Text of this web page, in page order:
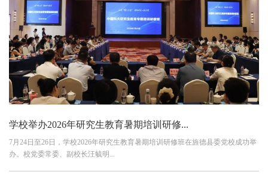
学校举办2026年研究生教育暑期培训研修...
7月24日至26日，学校2026年研究生教育暑期培训研修班在旌德县委党校成功举
办。校党委常委、副校长汪毓明...